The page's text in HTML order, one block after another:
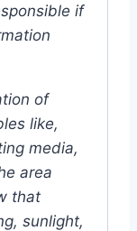
if
of
like,
media,
area
that
sunlight,